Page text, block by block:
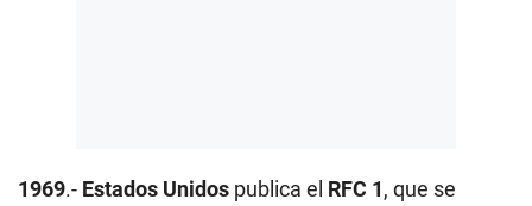
1969.- Estados Unidos publica el RFC 1, que se